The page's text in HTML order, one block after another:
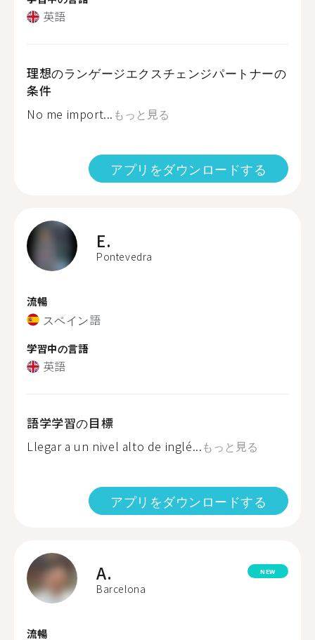
英語
理想のランゲージエクスチェンジパートナーの
条件
No me import... もっと見る
アプリをダウンロードする
E.
Pontevedra
流暢
スペイン語
学習中の言語
英語
語学学習の目標
Llegar a un nivel alto de inglé...もっと見る
アプリをダウンロードする
A.
Barcelona
NEW
流暢